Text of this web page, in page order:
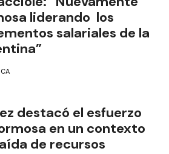
liderando los
salariales de la
destacó el esfuerzo
en un contexto
de recursos